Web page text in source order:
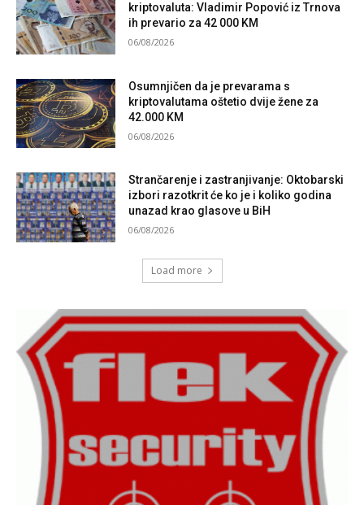
kriptovaluta: Vladimir Popović iz Trnova
ih prevario za 42 000 KM
06/08/2026
Osumnjičen da je prevarama s
kriptovalutama oštetio dvije žene za
42.000 KM
06/08/2026
Strančarenje i zastranjivanje: Oktobarski
izbori razotkrit će ko je i koliko godina
unazad krao glasove u BiH
06/08/2026
Load more